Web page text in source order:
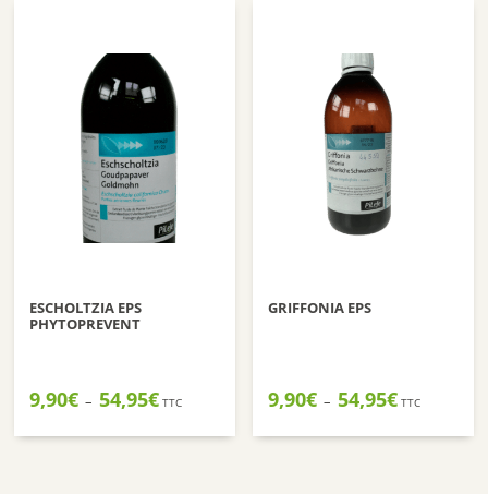
ESCHOLTZIA EPS
PHYTOPREVENT
9,90€ – 54,95€Plage
prix :
TTC
GRIFFONIA EPS
9,90€ – 54,95€Plage
prix :
TTC